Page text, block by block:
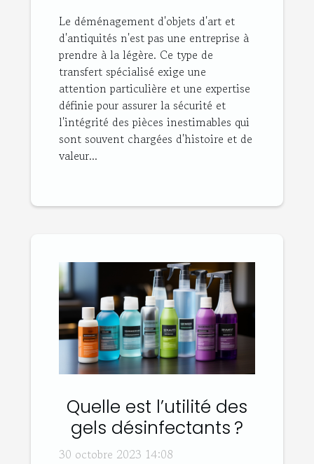
Le déménagement d'objets d'art et
d'antiquités n'est pas une entreprise à
prendre à la légère. Ce type de
transfert spécialisé exige une
attention particulière et une expertise
définie pour assurer la sécurité et
l'intégrité des pièces inestimables qui
sont souvent chargées d'histoire et de
valeur...
Quelle est l’utilité des
gels désinfectants ?
30 octobre 2023 14:08